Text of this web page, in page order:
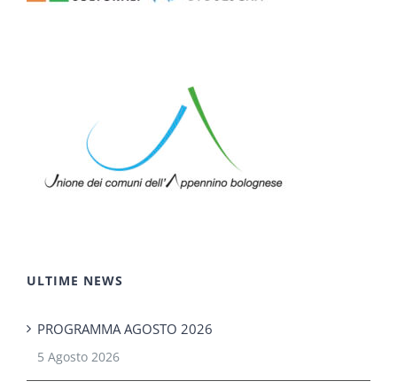
ULTIME NEWS
PROGRAMMA AGOSTO 2026
5 Agosto 2026